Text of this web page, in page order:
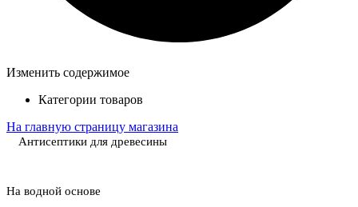
Изменить содержимое
Категории товаров
На главную страницу магазина
Антисептики для древесины
На водной основе